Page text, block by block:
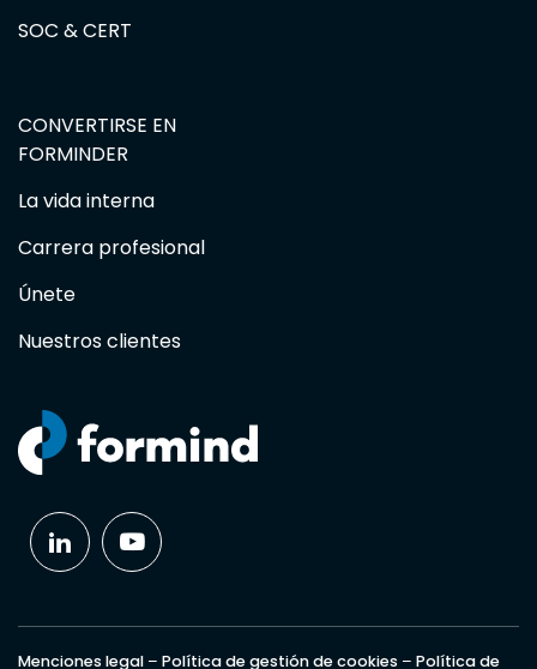
SOC & CERT
CONVERTIRSE EN
FORMINDER
La vida interna
Carrera profesional
Únete
Nuestros clientes
Menciones legal – Política de gestión de cookies – Política de